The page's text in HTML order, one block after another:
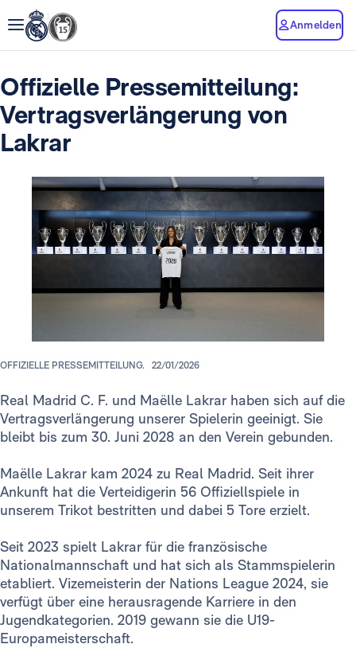
Anmelden
Offizielle Pressemitteilung:
Vertragsverlängerung von
Lakrar
OFFIZIELLE PRESSEMITTEILUNG. 22/01/2026
Real Madrid C. F. und Maëlle Lakrar haben sich auf die
Vertragsverlängerung unserer Spielerin geeinigt. Sie
bleibt bis zum 30. Juni 2028 an den Verein gebunden.
Maëlle Lakrar kam 2024 zu Real Madrid. Seit ihrer
Ankunft hat die Verteidigerin 56 Offiziellspiele in
unserem Trikot bestritten und dabei 5 Tore erzielt.
Seit 2023 spielt Lakrar für die französische
Nationalmannschaft und hat sich als Stammspielerin
etabliert. Vizemeisterin der Nations League 2024, sie
verfügt über eine herausragende Karriere in den
Jugendkategorien. 2019 gewann sie die U19-
Europameisterschaft.